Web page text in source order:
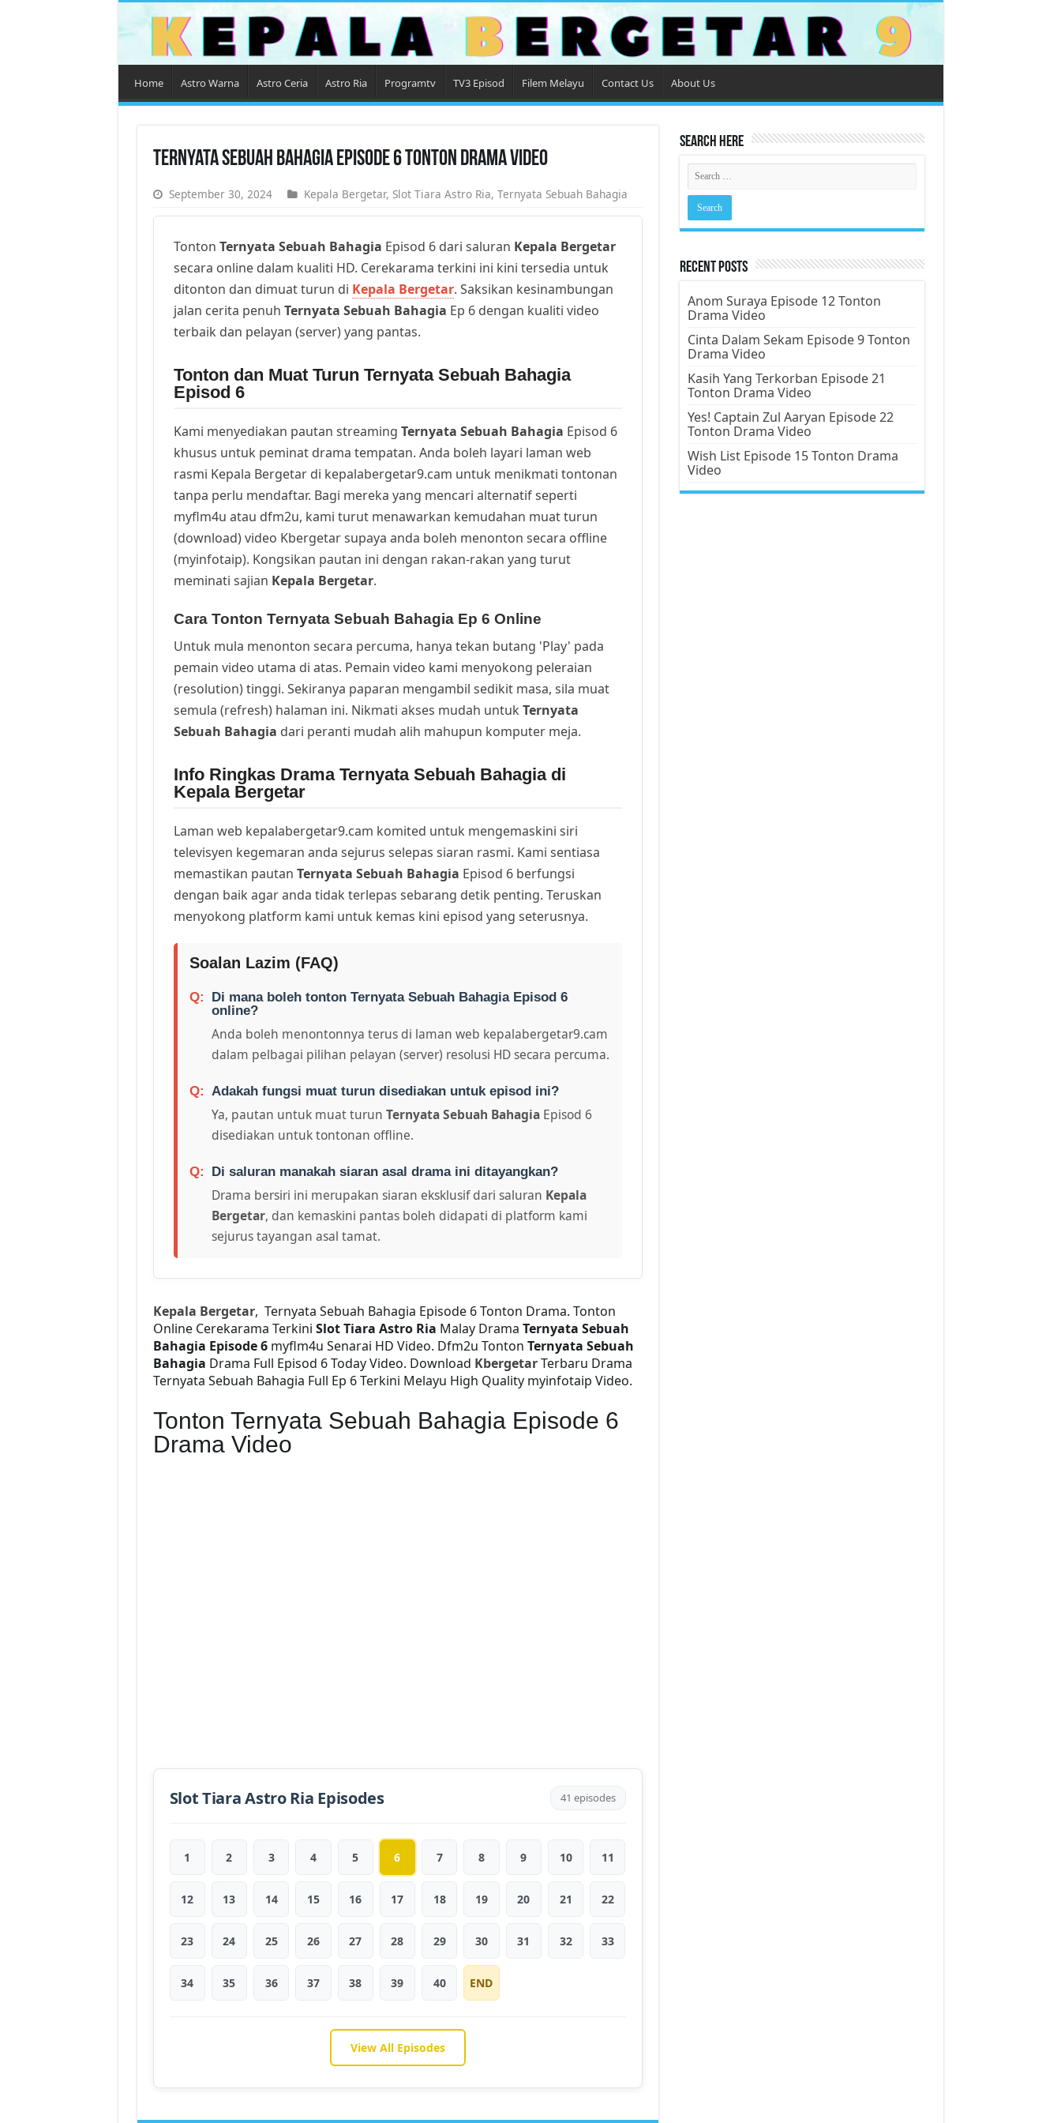
Home Astro Warna Astro Ceria Astro Ria Programtv TV3 Episod Filem Melayu Contact Us About Us
Ternyata Sebuah Bahagia Episode 6 Tonton Drama Video
September 30, 2024 Kepala Bergetar, Slot Tiara Astro Ria, Ternyata Sebuah Bahagia
Tonton Ternyata Sebuah Bahagia Episod 6 dari saluran Kepala Bergetar
secara online dalam kualiti HD. Cerekarama terkini ini kini tersedia untuk
ditonton dan dimuat turun di Kepala Bergetar. Saksikan kesinambungan
jalan cerita penuh Ternyata Sebuah Bahagia Ep 6 dengan kualiti video
terbaik dan pelayan (server) yang pantas.
Tonton dan Muat Turun Ternyata Sebuah Bahagia
Episod 6
Kami menyediakan pautan streaming Ternyata Sebuah Bahagia Episod 6
khusus untuk peminat drama tempatan. Anda boleh layari laman web
rasmi Kepala Bergetar di kepalabergetar9.cam untuk menikmati tontonan
tanpa perlu mendaftar. Bagi mereka yang mencari alternatif seperti
myflm4u atau dfm2u, kami turut menawarkan kemudahan muat turun
(download) video Kbergetar supaya anda boleh menonton secara offline
(myinfotaip). Kongsikan pautan ini dengan rakan-rakan yang turut
meminati sajian Kepala Bergetar.
Cara Tonton Ternyata Sebuah Bahagia Ep 6 Online
Untuk mula menonton secara percuma, hanya tekan butang 'Play' pada
pemain video utama di atas. Pemain video kami menyokong peleraian
(resolution) tinggi. Sekiranya paparan mengambil sedikit masa, sila muat
semula (refresh) halaman ini. Nikmati akses mudah untuk Ternyata
Sebuah Bahagia dari peranti mudah alih mahupun komputer meja.
Info Ringkas Drama Ternyata Sebuah Bahagia di
Kepala Bergetar
Laman web kepalabergetar9.cam komited untuk mengemaskini siri
televisyen kegemaran anda sejurus selepas siaran rasmi. Kami sentiasa
memastikan pautan Ternyata Sebuah Bahagia Episod 6 berfungsi
dengan baik agar anda tidak terlepas sebarang detik penting. Teruskan
menyokong platform kami untuk kemas kini episod yang seterusnya.
Soalan Lazim (FAQ)
Di mana boleh tonton Ternyata Sebuah Bahagia Episod 6
online?
Anda boleh menontonnya terus di laman web kepalabergetar9.cam
dalam pelbagai pilihan pelayan (server) resolusi HD secara percuma.
Adakah fungsi muat turun disediakan untuk episod ini?
Ya, pautan untuk muat turun Ternyata Sebuah BahagiaEpisod 6
disediakan untuk tontonan offline.
Di saluran manakah siaran asal drama ini ditayangkan?
Drama bersiri ini merupakan siaran eksklusif dari saluran Kepala
Bergetar, dan kemaskini pantas boleh didapati di platform kami
sejurus tayangan asal tamat.
Kepala Bergetar, Ternyata Sebuah Bahagia Episode 6 Tonton Drama. Tonton
Online Cerekarama Terkini Slot Tiara Astro Ria Malay Drama Ternyata Sebuah
Bahagia Episode 6 myflm4u Senarai HD Video. Dfm2u Tonton Ternyata Sebuah
Bahagia Drama Full Episod 6 Today Video. Download KbergetarTerbaru Drama
Ternyata Sebuah Bahagia Full Ep 6 Terkini Melayu High Quality myinfotaip Video.
Tonton Ternyata Sebuah Bahagia Episode 6
Drama Video
Slot Tiara Astro Ria Episodes 41 episodes
1 2 3 4 5 6 7 8 9 10 11
12 13 14 15 16 17 18 19 20 21 22
23 24 25 26 27 28 29 30 31 32 33
34 35 36 37 38 39 40 END
View All Episodes
Search Here
Recent Posts
Anom Suraya Episode 12 Tonton
Drama Video
Cinta Dalam Sekam Episode 9 Tonton
Drama Video
Kasih Yang Terkorban Episode 21
Tonton Drama Video
Yes! Captain Zul Aaryan Episode 22
Tonton Drama Video
Wish List Episode 15 Tonton Drama
Video